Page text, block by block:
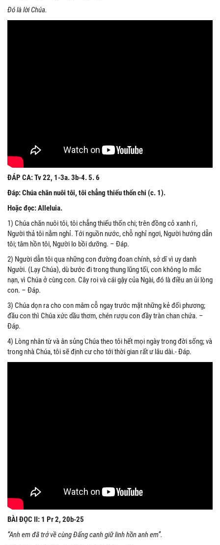
Đó là lời Chúa.
ĐÁP CA: Tv 22, 1-3a. 3b-4. 5. 6
Đáp: Chúa chăn nuôi tôi, tôi chẳng thiếu thốn chi (c. 1).
Hoặc đọc: Alleluia.
1) Chúa chăn nuôi tôi, tôi chẳng thiếu thốn chi; trên đồng cỏ xanh rì,
Người thả tôi nằm nghỉ. Tới nguồn nước, chỗ nghỉ ngơi, Người hướng dẫn
tôi; tâm hồn tôi, Người lo bồi dưỡng. – Đáp.
2) Người dẫn tôi qua những con đường đoan chính, sở dĩ vì uy danh
Người. (Lạy Chúa), dù bước đi trong thung lũng tối, con không lo mắc
nạn, vì Chúa ở cùng con. Cây roi và cái gậy của Ngài, đó là điều an ủi lòng
con. – Đáp.
3) Chúa dọn ra cho con mâm cỗ ngay trước mặt những kẻ đối phương;
đầu con thì Chúa xức dầu thơm, chén rượu con đầy tràn chan chứa. –
Đáp.
4) Lòng nhân từ và ân sủng Chúa theo tôi hết mọi ngày trong đời sống; và
trong nhà Chúa, tôi sẽ định cư cho tới thời gian rất ư lâu dài.- Đáp.
BÀI ĐỌC II: 1 Pr 2, 20b-25
“Anh em đã trở về cùng Đấng canh giữ linh hồn anh em”.